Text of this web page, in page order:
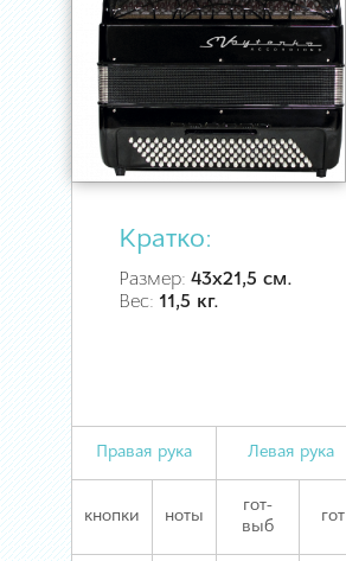
Кратко:
Размер: 43х21,5 см.
Вес: 11,5 кг.
Правая рука Левая рука
кнопки ноты
гот-
выб
гот